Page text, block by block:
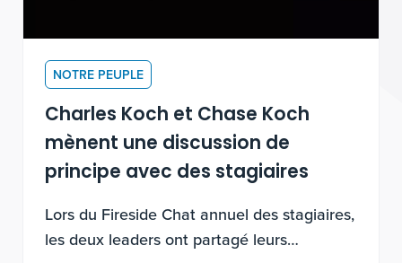
NOTRE PEUPLE
Charles Koch et Chase Koch
mènent une discussion de
principe avec des stagiaires
Lors du Fireside Chat annuel des stagiaires,
les deux leaders ont partagé leurs